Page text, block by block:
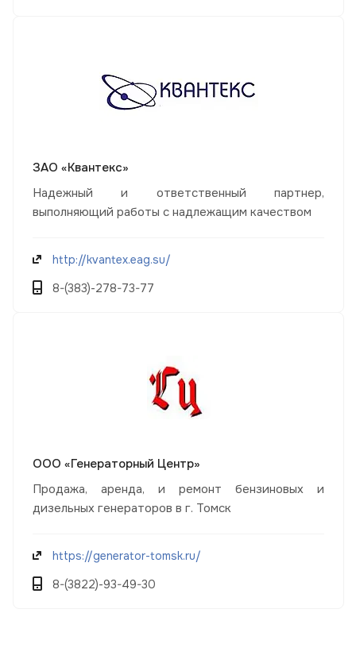
ЗАО «Квантекс»
Надежный и ответственный партнер,
выполняющий работы с надлежащим качеством
http://kvantex.eag.su/
8-(383)-278-73-77
ООО «Генераторный Центр»
Продажа, аренда, и ремонт бензиновых и
дизельных генераторов в г. Томск
https://generator-tomsk.ru/
8-(3822)-93-49-30